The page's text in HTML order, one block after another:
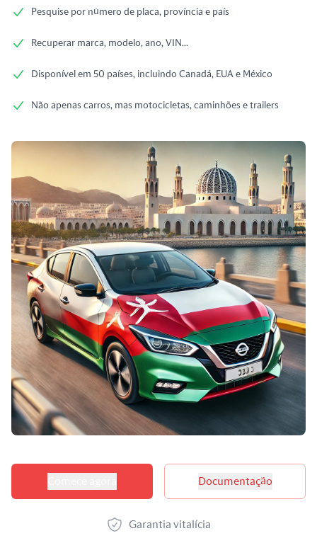
Pesquise por número de placa, província e país
Recuperar marca, modelo, ano, VIN...
Disponível em 50 países, incluindo Canadá, EUA e México
Não apenas carros, mas motocicletas, caminhões e trailers
Opções de produtos
Documentação
Garantia vitalícia